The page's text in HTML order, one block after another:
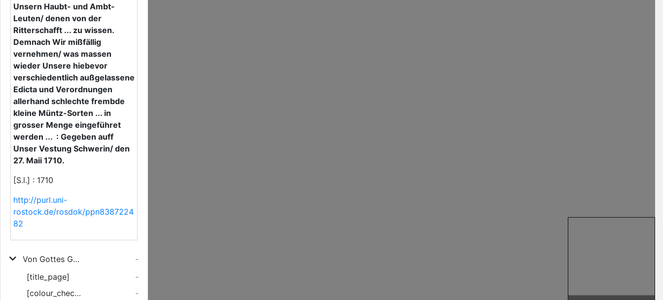
Unsern Haubt- und Ambt-
Leuten/ denen von der
Ritterschafft ... zu wissen.
Demnach Wir mißfällig
vernehmen/ was massen
wieder Unsere hiebevor
verschiedentlich außgelassene
Edicta und Verordnungen
allerhand schlechte frembde
kleine Müntz-Sorten ... in
grosser Menge eingeführet
werden ... : Gegeben auff
Unser Vestung Schwerin/ den
27. Maii 1710.
[S.l.] : 1710
http://purl.uni-
rostock.de/rosdok/ppn8387224
82
Von Gottes Gnaden/ Wir Friederich Wilhelm/ Hertzog zu Mecklenburg ... Fügen/ negst Entbietung Unsers gnädigsten Grusses allen und jeden Unsern Haubt- und Ambt-Leuten/ denen von der Ritterschafft ... zu wissen. Demnach Wir mißfällig vernehmen/ was massen wieder Unsere hiebevor verschiedentlich außgelassene Edicta und Verordnungen allerhand schlechte frembde kleine Müntz-Sorten ... in grosser Menge eingeführet werden ...
-
[title_page]
-
[colour_checker]
-